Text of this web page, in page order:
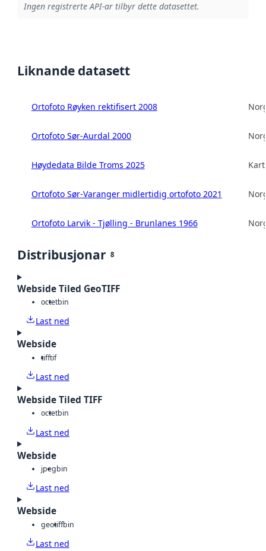
Ingen registrerte API-ar tilbyr dette datasettet.
Liknande datasett
Ortofoto Røyken rektifisert 2008
Ortofoto Sør-Aurdal 2000
Høydedata Bilde Troms 2025
Ortofoto Sør-Varanger midlertidig ortofoto 2021
Ortofoto Larvik - Tjølling - Brunlanes 1966
Distribusjonar 8
Webside Tiled GeoTIFF
octetbin
Last ned
Webside
tifftif
Last ned
Webside Tiled TIFF
octetbin
Last ned
Webside
jpegbin
Last ned
Webside
geotiffbin
Last ned